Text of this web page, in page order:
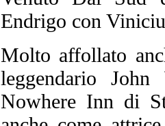
Endrigo con
Molto affollato
leggendario
Nowhere Inn di